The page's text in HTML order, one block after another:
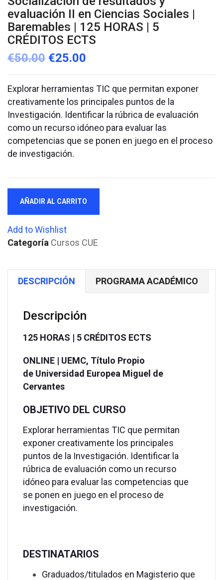
evaluación II en Ciencias Sociales |
Baremables | 125 HORAS | 5
CRÉDITOS ECTS
€50.00 €25.00
Explorar herramientas TIC que permitan exponer
creativamente los principales puntos de la
Investigación. Identificar la rúbrica de evaluación
como un recurso idóneo para evaluar las
competencias que se ponen en juego en el proceso
de investigación.
Socialización
y
evaluación
en
Ciencias
HORAS
ECTS
cantidad
AÑADIR AL CARRITO
Add to Wishlist
Categoría Cursos CUE
DESCRIPCIÓN PROGRAMA ACADÉMICO
Descripción
125 HORAS | 5 CRÉDITOS ECTS
ONLINE | UEMC, Título Propio
de Universidad Europea Miguel de
Cervantes
OBJETIVO DEL CURSO
Explorar herramientas TIC que permitan
exponer creativamente los principales
puntos de la Investigación. Identificar la
rúbrica de evaluación como un recurso
idóneo para evaluar las competencias que
se ponen en juego en el proceso de
investigación.
DESTINATARIOS
Graduados/titulados en Magisterio que